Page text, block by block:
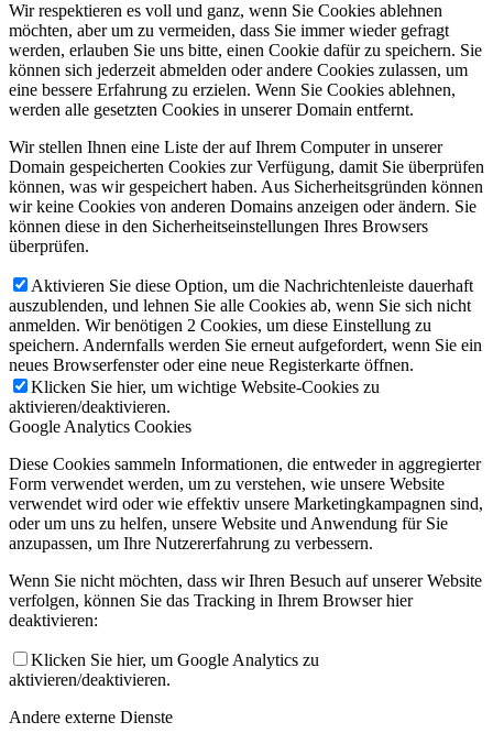
Wir respektieren es voll und ganz, wenn Sie Cookies ablehnen
möchten, aber um zu vermeiden, dass Sie immer wieder gefragt
werden, erlauben Sie uns bitte, einen Cookie dafür zu speichern. Sie
können sich jederzeit abmelden oder andere Cookies zulassen, um
eine bessere Erfahrung zu erzielen. Wenn Sie Cookies ablehnen,
werden alle gesetzten Cookies in unserer Domain entfernt.
Wir stellen Ihnen eine Liste der auf Ihrem Computer in unserer
Domain gespeicherten Cookies zur Verfügung, damit Sie überprüfen
können, was wir gespeichert haben. Aus Sicherheitsgründen können
wir keine Cookies von anderen Domains anzeigen oder ändern. Sie
können diese in den Sicherheitseinstellungen Ihres Browsers
überprüfen.
Aktivieren Sie diese Option, um die Nachrichtenleiste dauerhaft
auszublenden, und lehnen Sie alle Cookies ab, wenn Sie sich nicht
anmelden. Wir benötigen 2 Cookies, um diese Einstellung zu
speichern. Andernfalls werden Sie erneut aufgefordert, wenn Sie ein
neues Browserfenster oder eine neue Registerkarte öffnen.
Klicken Sie hier, um wichtige Website-Cookies zu
aktivieren/deaktivieren.
Google Analytics Cookies
Diese Cookies sammeln Informationen, die entweder in aggregierter
Form verwendet werden, um zu verstehen, wie unsere Website
verwendet wird oder wie effektiv unsere Marketingkampagnen sind,
oder um uns zu helfen, unsere Website und Anwendung für Sie
anzupassen, um Ihre Nutzererfahrung zu verbessern.
Wenn Sie nicht möchten, dass wir Ihren Besuch auf unserer Website
verfolgen, können Sie das Tracking in Ihrem Browser hier
deaktivieren:
Klicken Sie hier, um Google Analytics zu
aktivieren/deaktivieren.
Andere externe Dienste